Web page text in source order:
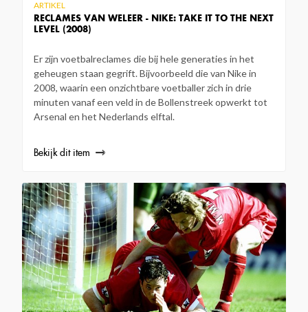
RECLAMES VAN WELEER - NIKE: TAKE IT TO THE NEXT
LEVEL (2008)
ARTIKEL
Er zijn voetbalreclames die bij hele generaties in het
geheugen staan gegrift. Bijvoorbeeld die van Nike in
2008, waarin een onzichtbare voetballer zich in drie
minuten vanaf een veld in de Bollenstreek opwerkt tot
Arsenal en het Nederlands elftal.
Bekijk dit item